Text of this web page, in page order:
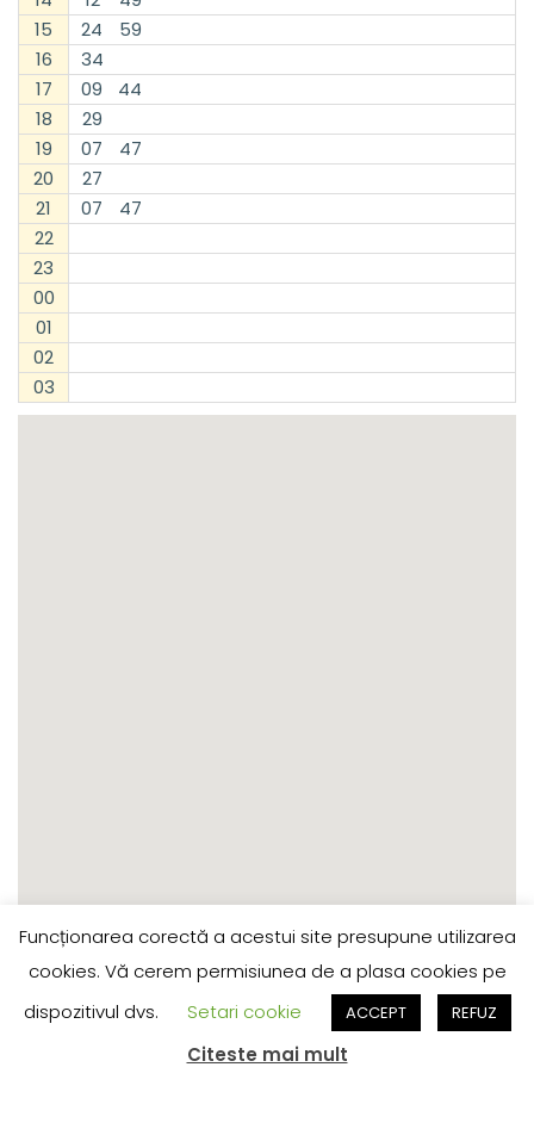
15
24
59
16
34
17
09
44
18
29
19
07
47
20
27
21
07
47
22
23
00
01
02
03
Reteaua de Transport Public Timisoara/Timis
(©) 2025 - INFORMAȚIILE APARȚIN SMTT.
Funcționarea corectă a acestui site presupune utilizarea
cookies. Vă cerem permisiunea de a plasa cookies pe
dispozitivul dvs.
Setari cookie ACCEPT REFUZ
Citeste mai mult